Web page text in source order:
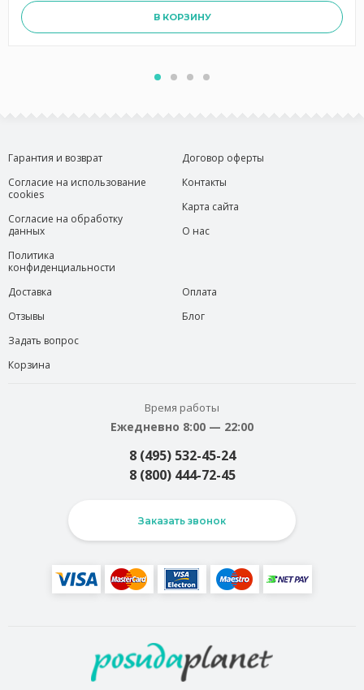
В КОРЗИНУ
Гарантия и возврат
Согласие на использование
cookies
Согласие на обработку
данных
Политика
конфиденциальности
Договор оферты
Контакты
Карта сайта
О нас
Доставка
Отзывы
Задать вопрос
Корзина
Оплата
Блог
Время работы
Ежедневно 8:00 — 22:00
8 (495) 532-45-24
8 (800) 444-72-45
Заказать звонок